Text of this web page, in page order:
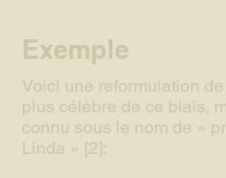
Exemple
Voici une reformulation
plus célèbre de ce biais,
connu sous le nom de «
Linda » [2]: